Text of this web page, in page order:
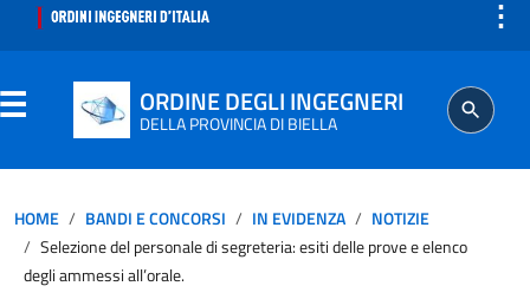
⋮
ORDINE DEGLI INGEGNERI
DELLA PROVINCIA DI BIELLA
SEGRETERIA
HOME BANDI E CONCORSI IN EVIDENZA
NOTIZIE
Selezione del personale di segreteria: esiti delle prove e elenco
degli ammessi all’orale.